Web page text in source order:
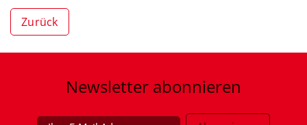
Zurück
Newsletter abonnieren